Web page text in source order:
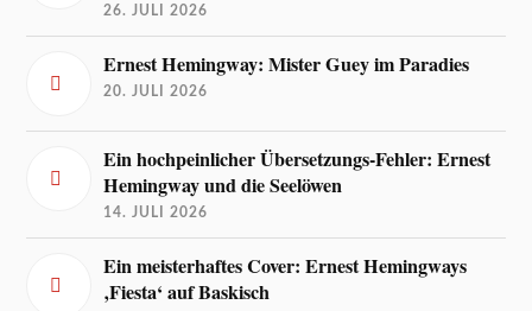
26. JULI 2026
Ernest Hemingway: Mister Guey im Paradies
20. JULI 2026
Ein hochpeinlicher Übersetzungs-Fehler: Ernest
Hemingway und die Seelöwen
14. JULI 2026
Ein meisterhaftes Cover: Ernest Hemingways
‚Fiesta‘ auf Baskisch